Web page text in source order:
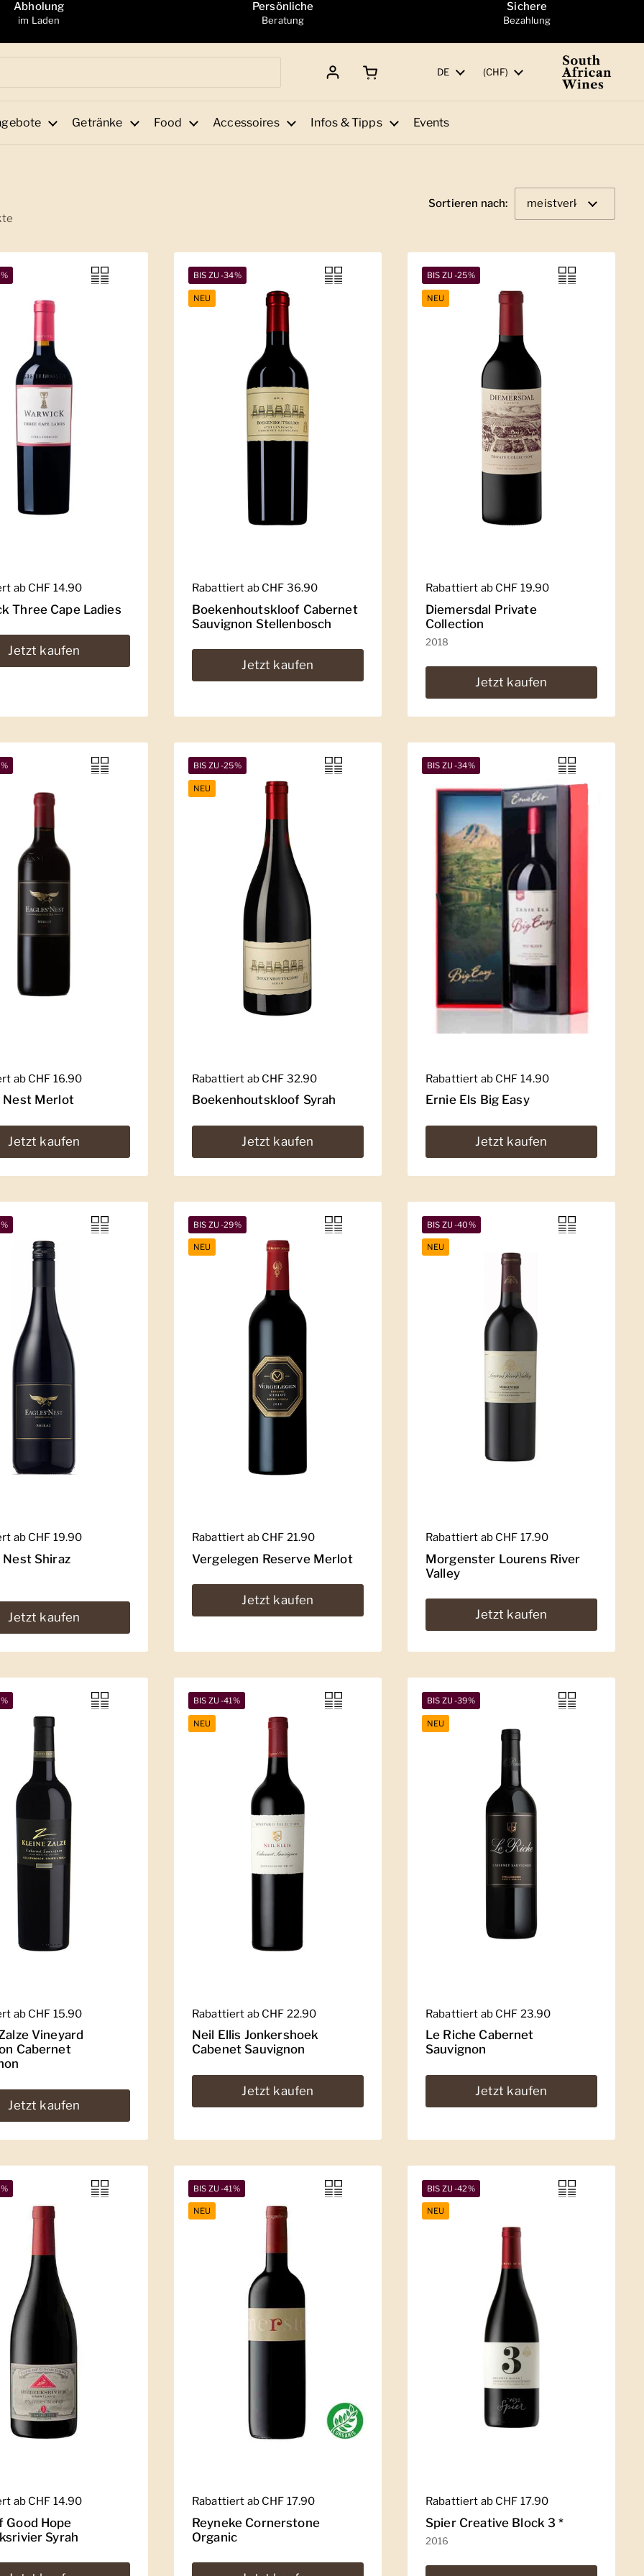
Abholung
im Laden
Persönliche
Beratung
Sichere
Bezahlung
Sprache
DE Land/Region
(CHF)
Getränke Food Accessoires Infos & Tipps Events
Sortieren nach:
Preis
ab CHF 14.90
Three Cape Ladies
Jetzt kaufen
Regulärer Preis
Rabattiert ab CHF 36.90
Boekenhoutskloof Cabernet
Sauvignon Stellenbosch
Jetzt kaufen
BIS ZU -34%
NEU
Regulärer Preis
Rabattiert ab CHF 19.90
Diemersdal Private
Collection
2018
Jetzt kaufen
BIS ZU -25%
NEU
Preis
ab CHF 16.90
Nest Merlot
Jetzt kaufen
Regulärer Preis
Rabattiert ab CHF 32.90
Boekenhoutskloof Syrah
Jetzt kaufen
BIS ZU -25%
NEU
Regulärer Preis
Rabattiert ab CHF 14.90
Ernie Els Big Easy
Jetzt kaufen
BIS ZU -34%
Preis
ab CHF 19.90
Nest Shiraz
Jetzt kaufen
Regulärer Preis
Rabattiert ab CHF 21.90
Vergelegen Reserve Merlot
Jetzt kaufen
BIS ZU -29%
NEU
Regulärer Preis
Rabattiert ab CHF 17.90
Morgenster Lourens River
Valley
Jetzt kaufen
BIS ZU -40%
NEU
Preis
ab CHF 15.90
Vineyard
Cabernet
Jetzt kaufen
Regulärer Preis
Rabattiert ab CHF 22.90
Neil Ellis Jonkershoek
Cabenet Sauvignon
Jetzt kaufen
BIS ZU -41%
NEU
Regulärer Preis
Rabattiert ab CHF 23.90
Le Riche Cabernet
Sauvignon
Jetzt kaufen
BIS ZU -39%
NEU
Preis
ab CHF 14.90
Good Hope
Syrah
Regulärer Preis
Rabattiert ab CHF 17.90
Reyneke Cornerstone
Organic
BIS ZU -41%
NEU
Regulärer Preis
Rabattiert ab CHF 17.90
Spier Creative Block 3 *
2016
BIS ZU -42%
NEU